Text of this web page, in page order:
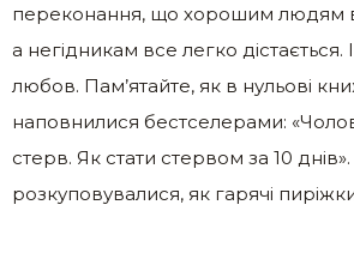
переконання, що хорошим людям
а негідникам все легко дістається. І
любов. Пам’ятайте, як в нульові
наповнилися бестселерами:
стерв. Як стати стервом за 10
розкуповувалися, як гарячі